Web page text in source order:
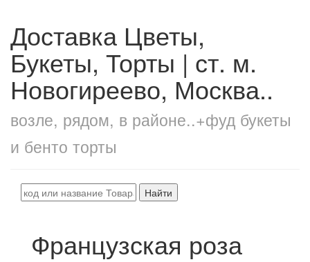
Доставка Цветы,
Букеты, Торты | ст. м.
Новогиреево, Москва..
возле, рядом, в районе..+фуд букеты
и бенто торты
Найти
Французская роза